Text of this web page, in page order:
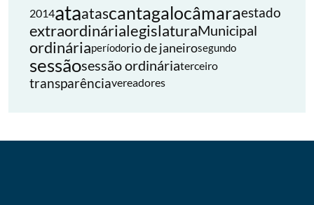
2014ataatascantagalocâmaraestado
extraordinárialegislaturaMunicipal
ordináriaperíodorio de janeirosegundo
sessãosessão ordináriaterceiro
transparênciavereadores